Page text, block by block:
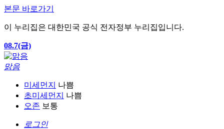
본문 바로가기
이 누리집은 대한민국 공식 전자정부 누리집입니다.
08.7(금)
맑음
미세먼지
나쁨
초미세먼지
나쁨
오존 보통
로그인